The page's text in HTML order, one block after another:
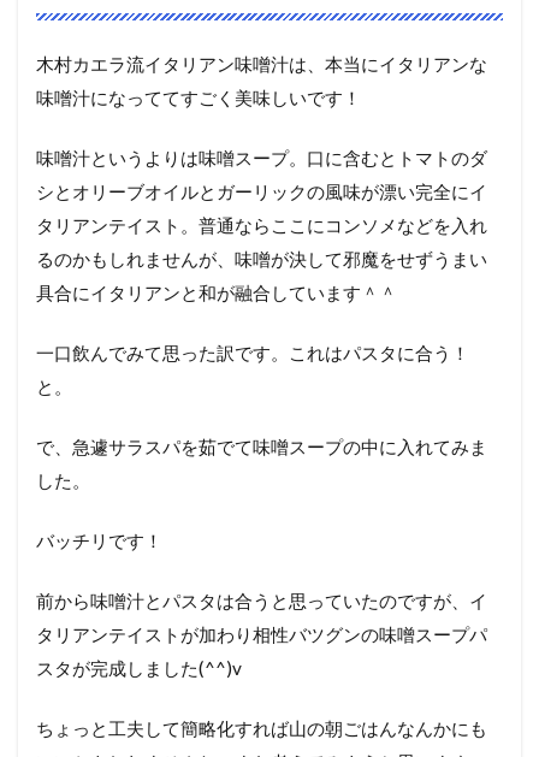
木村カエラ流イタリアン味噌汁は、本当にイタリアンな
味噌汁になっててすごく美味しいです！
味噌汁というよりは味噌スープ。口に含むとトマトのダ
シとオリーブオイルとガーリックの風味が漂い完全にイ
タリアンテイスト。普通ならここにコンソメなどを入れ
るのかもしれませんが、味噌が決して邪魔をせずうまい
具合にイタリアンと和が融合しています＾＾
一口飲んでみて思った訳です。これはパスタに合う！
と。
で、急遽サラスパを茹でて味噌スープの中に入れてみま
した。
バッチリです！
前から味噌汁とパスタは合うと思っていたのですが、イ
タリアンテイストが加わり相性バツグンの味噌スープパ
スタが完成しました(^^)v
ちょっと工夫して簡略化すれば山の朝ごはんなんかにも